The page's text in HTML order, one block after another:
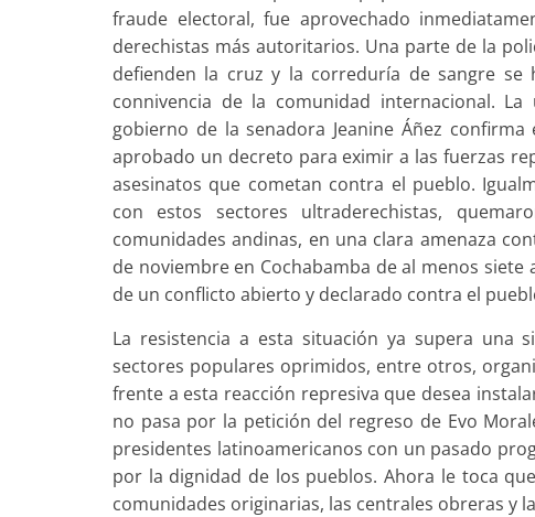
fraude electoral, fue aprovechado
derechistas más autoritarios. Una parte de la
defienden la cruz y la correduría de sangre
connivencia de la comunidad internacional.
gobierno de la senadora Jeanine Áñez
aprobado un decreto para eximir a las fuerzas
asesinatos que cometan contra el pueblo.
con estos sectores ultraderechistas,
comunidades andinas, en una clara amenaza
de noviembre en Cochabamba de al menos
de un conflicto abierto y declarado contra el
La resistencia a esta situación ya supera una
sectores populares oprimidos, entre otros,
frente a esta reacción represiva que desea
no pasa por la petición del regreso de Evo
presidentes latinoamericanos con un pasado
por la dignidad de los pueblos. Ahora le toca
comunidades originarias, las centrales obreras y